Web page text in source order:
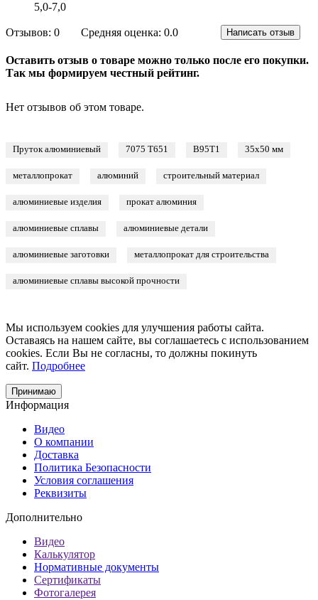
5,0-7,0
Отзывов: 0 Средняя оценка: 0.0 Написать отзыв
Оставить отзыв о товаре можно только после его покупки.
Так мы формируем честный рейтинг.
Нет отзывов об этом товаре.
Пруток алюминиевый 7075 Т651 В95Т1 35х50 мм
металлопрокат алюминий строительный материал
алюминиевые изделия прокат алюминия
алюминиевые сплавы алюминиевые детали
алюминиевые заготовки металлопрокат для строительства
алюминиевые сплавы высокой прочности
Мы используем cookies для улучшения работы сайта.
Оставаясь на нашем сайте, вы соглашаетесь с использованием
cookies. Если Вы не согласны, то должны покинуть
сайт. Подробнее
Принимаю
Информация
Видео
О компании
Доставка
Политика Безопасности
Условия соглашения
Реквизиты
Дополнительно
Видео
Калькулятор
Нормативные документы
Сертификаты
Фотогалерея